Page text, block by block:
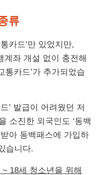
교통카드 기능을 추가
면 부산광역시 대중교통
습니다.
(버스, 지하철 등)을
대중교통 이용요금의